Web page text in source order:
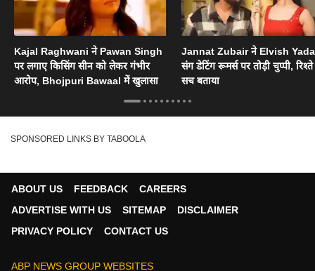
Kajal Raghwani ने Pawan Singh
पर लगाए किसिंग सीन को लेकर गंभीर
आरोप, Bhojpuri Bawaal में खुलासा
Jannat Zubair ने Elvish
संग डेटिंग रूमर्स पर तोड़ी चुप्पी,
सच बताया
SPONSORED LINKS BY TABOOLA
ABOUT US FEEDBACK
CAREERS
ADVERTISE WITH US
SITEMAP
DISCLAIMER
PRIVACY POLICY
CONTACT US
ABP NEWS GROUP WEBSITES